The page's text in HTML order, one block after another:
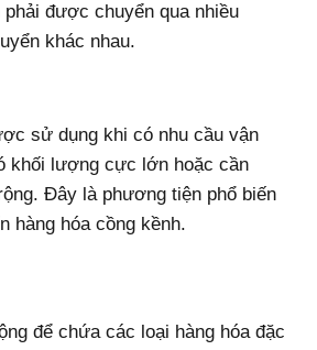
phải được chuyển qua nhiều
khác nhau.
sử dụng khi có nhu cầu vận
khối lượng cực lớn hoặc cần
Đây là phương tiện phổ biến
hàng hóa cồng kềnh.
để chứa các loại hàng hóa đặc